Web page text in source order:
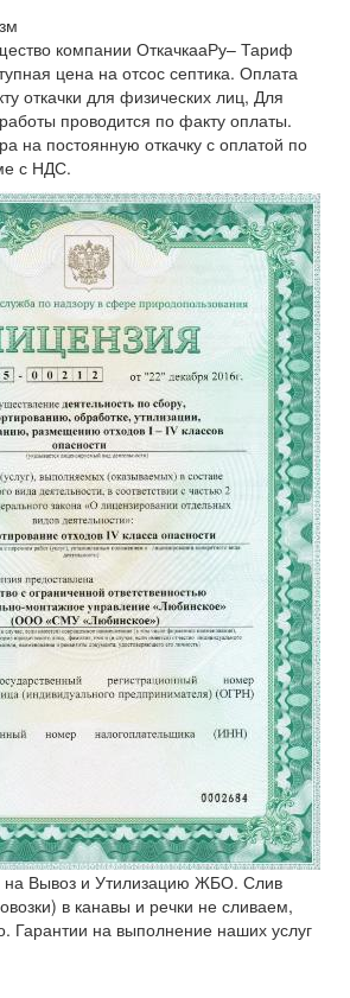
компании ОткачкааРу– Тариф
цена на отсос септика. Оплата
откачки для физических лиц, Для
проводится по факту оплаты.
на постоянную откачку с оплатой по
с НДС.
на Вывоз и Утилизацию ЖБО. Слив
в канавы и речки не сливаем,
Гарантии на выполнение наших услуг